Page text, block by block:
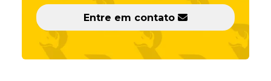
Entre em contato